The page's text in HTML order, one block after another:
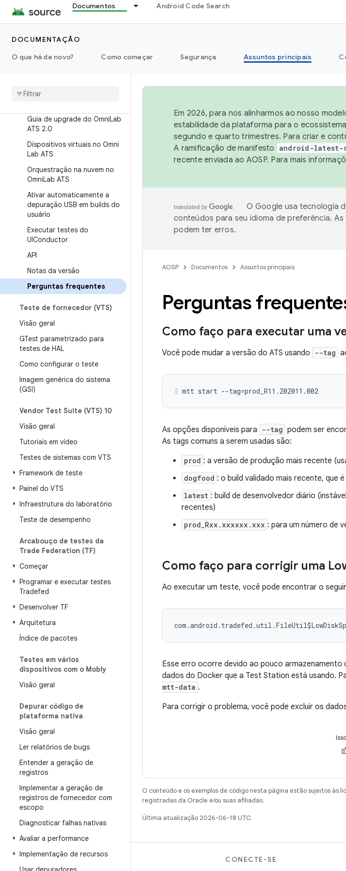
Documentos Android Code Search
DOCUMENTAÇÃO
O que há de novo?
Como começar Segurança Assuntos principais
Testes de instrumentação
GoogleTests (GTests)
Testes de host JAR
Mapeamento de testes
Guia de upgrade do OmniLab
ATS 2.0
Dispositivos virtuais no Omni
Lab ATS
Orquestração na nuvem no
OmniLab ATS
Ativar automaticamente a
depuração USB em builds do
usuário
Executar testes do
UIConductor
API
Notas da versão
Perguntas frequentes
Teste de fornecedor (VTS)
Visão geral
GTest parametrizado para
testes de HAL
Como configurar o teste
Imagem genérica do sistema
(GSI)
Vendor Test Suite (VTS) 10
Visão geral
Tutoriais em vídeo
Testes de sistemas com VTS
Framework de teste
Painel do VTS
Infraestrutura do laboratório
Teste de desempenho
Arcabouço de testes da
Trade Federation (TF)
Começar
Programar e executar testes
Tradefed
Desenvolver TF
Arquitetura
Índice de pacotes
Testes em vários
dispositivos com o Mobly
Visão geral
Depurar código de
plataforma nativa
Visão geral
Ler relatórios de bugs
Entender a geração de
registros
Implementar a geração de
registros de fornecedor com
escopo
Diagnosticar falhas nativas
Avaliar a performance
Implementação de recursos
Em 2026, para nos alinharmos ao nosso
estabilidade da plataforma para o
segundo e quarto trimestres. Para criar e
A ramificação de manifesto
android-latest-
recente enviada ao AOSP. Para mais
O Google usa tecnologia
conteúdos para seu idioma de preferência.
podem ter erros.
AOSP Documentos Assuntos principais
Perguntas
Como faço para executar uma
Você pode mudar a versão do ATS usando --tag
As opções disponíveis para --tag podem ser
As tags comuns a serem usadas são:
prod : a versão de produção mais recente
dogfood : o build validado mais recente, que
latest : build de desenvolvedor diário
recentes)
prod_Rxx.xxxxxx.xxx : para um número de
Como faço para corrigir uma
Ao executar um teste, você pode encontrar o
Esse erro ocorre devido ao pouco armazenamento
dados do Docker que a Test Station está usando.
mtt-data .
Para corrigir o problema, você pode excluir os
O conteúdo e os exemplos de código nesta página estão sujeitos às
registradas da Oracle e/ou suas afiliadas.
Última atualização 2026-06-18 UTC.
CRIAR CONECTE-SE